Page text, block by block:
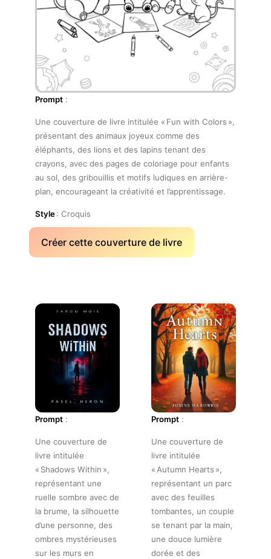
Prompt :
Une couverture de livre intitulée « Fun with Colors »,
présentant des animaux joyeux comme des
éléphants, des lions et des lapins tenant des
crayons, avec des pages de coloriage pour enfants
au sol, des gribouillis et motifs ludiques en arrière-
plan, encourageant la créativité et l’apprentissage.
Style: Croquis
Créer cette couverture de livre
Prompt :
Une couverture de
livre intitulée
« Shadows Within »,
représentant une
ruelle sombre avec de
la brume, la silhouette
d’une personne, des
ombres mystérieuses
sur les murs en
Prompt :
Une couverture de
livre intitulée
« Autumn Hearts »,
représentant un parc
avec des feuilles
tombantes, un couple
se tenant par la main,
une douce lumière
dorée et des